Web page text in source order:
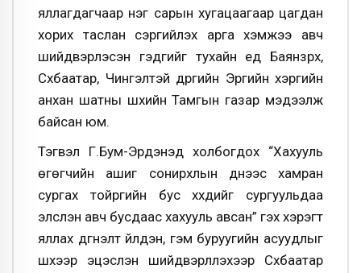
яллагдагчаар нэг сарын хугацаагаар цагдан
хорих таслан сэргийлэх арга хэмжээ авч
шийдвэрлэсэн гэдгийг тухайн үед Баянзүрх,
Сүхбаатар, Чингэлтэй дүүргийн Эрүүгийн хэргийн
анхан шатны шүүхийн Тамгын газар мэдээлж
байсан юм.
Тэгвэл Г.Бум-Эрдэнэд холбогдох “Хахууль
өгөгчийн ашиг сонирхлын үүднээс хамран
сургах тойргийн бус хүүхдийг сургуульдаа
элсүүлэн авч бусдаас хахууль авсан” гэх хэрэгт
яллах дүгнэлт үйлдэн, гэм буруугийн асуудлыг
шүүхээр эцэслэн шийдвэрлүүлэхээр Сүхбаатар